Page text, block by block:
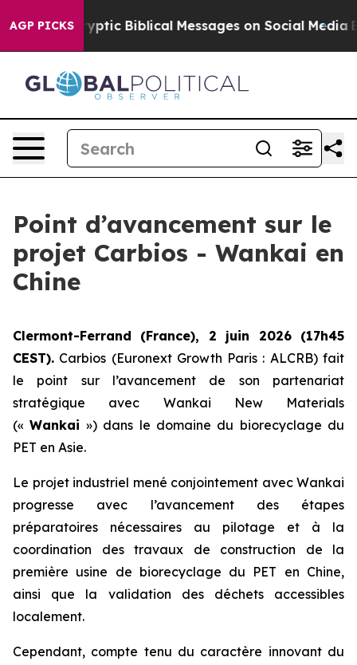
AGP PICKS
Cryptic Biblical Messages on Social Media Big
Point d’avancement sur le
projet Carbios - Wankai en
Chine
Clermont-Ferrand (France), 2 juin 2026 (17h45
CEST). Carbios (Euronext Growth Paris : ALCRB) fait
le point sur l’avancement de son partenariat
stratégique avec Wankai New Materials
(«Wankai ») dans le domaine du biorecyclage du
PET en Asie.
Le projet industriel mené conjointement avec Wankai
progresse avec l’avancement des étapes
préparatoires nécessaires au pilotage et à la
coordination des travaux de construction de la
première usine de biorecyclage du PET en Chine,
ainsi que la validation des déchets accessibles
localement.
Cependant, compte tenu du caractère innovant du